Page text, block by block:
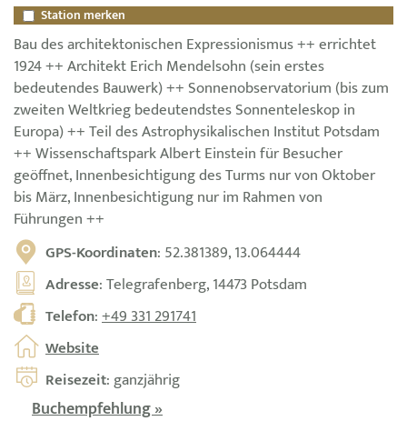
Station merken
Bau des architektonischen Expressionismus ++ errichtet
1924 ++ Architekt Erich Mendelsohn (sein erstes
bedeutendes Bauwerk) ++ Sonnenobservatorium (bis zum
zweiten Weltkrieg bedeutendstes Sonnenteleskop in
Europa) ++ Teil des Astrophysikalischen Institut Potsdam
++ Wissenschaftspark Albert Einstein für Besucher
geöffnet, Innenbesichtigung des Turms nur von Oktober
bis März, Innenbesichtigung nur im Rahmen von
Führungen ++
GPS-Koordinaten: 52.381389, 13.064444
Adresse: Telegrafenberg, 14473 Potsdam
Telefon:+49 331 291741
Website
Reisezeit: ganzjährig
Buchempfehlung »